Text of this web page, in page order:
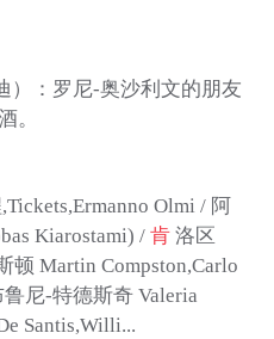
）：罗尼-奥沙利文的朋友
。
Olmi / 阿
Kiarostami) / 肯洛区
顿 Martin Compston,Carlo
尼-特德斯奇 Valeria
Santis,Willi...